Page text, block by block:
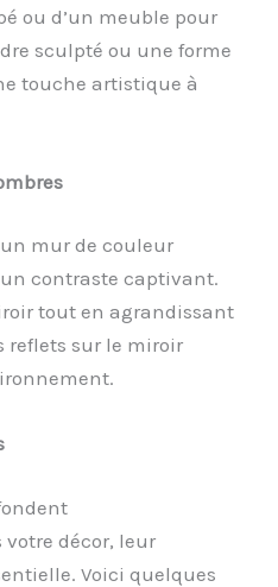
ou d’un meuble pour
sculpté ou une forme
touche artistique à
mur de couleur
contraste captivant.
tout en agrandissant
reflets sur le miroir
décor, leur
Voici quelques